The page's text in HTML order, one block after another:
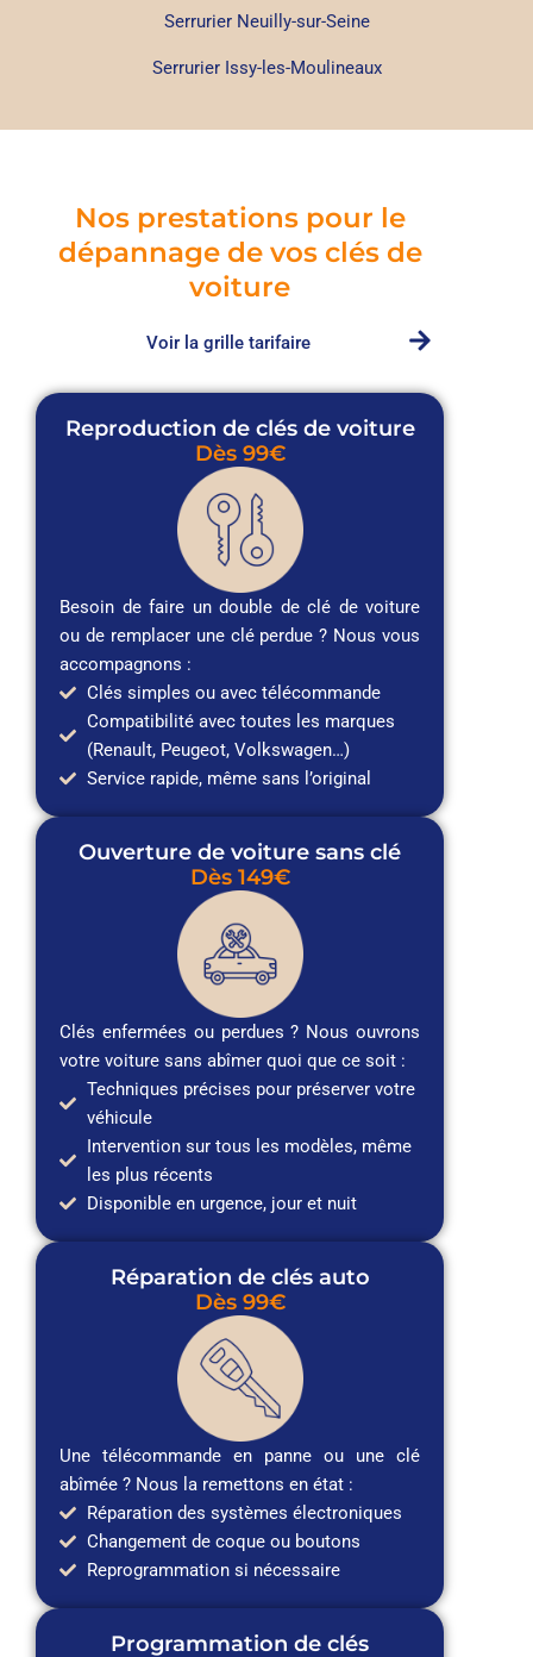
Serrurier Neuilly-sur-Seine
Serrurier Issy-les-Moulineaux
Nos prestations pour le
dépannage de vos clés de
voiture
Voir la grille tarifaire
Reproduction de clés de voiture
Dès 99€
Besoin de faire un double de clé de voiture
ou de remplacer une clé perdue ? Nous vous
accompagnons :
Clés simples ou avec télécommande
Compatibilité avec toutes les marques
(Renault, Peugeot, Volkswagen…)
Service rapide, même sans l’original
Ouverture de voiture sans clé
Dès 149€
Clés enfermées ou perdues ? Nous ouvrons
votre voiture sans abîmer quoi que ce soit :
Techniques précises pour préserver votre
véhicule
Intervention sur tous les modèles, même
les plus récents
Disponible en urgence, jour et nuit
Réparation de clés auto
Dès 99€
Une télécommande en panne ou une clé
abîmée ? Nous la remettons en état :
Réparation des systèmes électroniques
Changement de coque ou boutons
Reprogrammation si nécessaire
Programmation de clés